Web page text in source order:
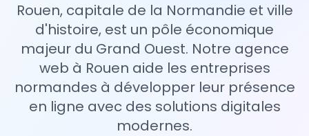
Rouen, capitale de la Normandie et ville
d'histoire, est un pôle économique
majeur du Grand Ouest. Notre agence
web à Rouen aide les entreprises
normandes à développer leur présence
en ligne avec des solutions digitales
modernes.